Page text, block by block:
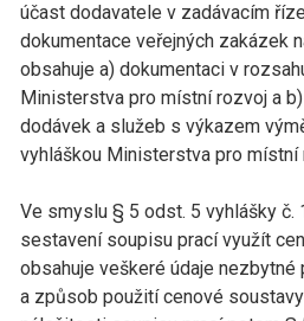
účast dodavatele v zadávacím
dokumentace veřejných zakázek
obsahuje a) dokumentaci v
Ministerstva pro místní rozvoj a
dodávek a služeb s výkazem
vyhláškou Ministerstva pro místní
Ve smyslu § 5 odst. 5 vyhlášky č.
sestavení soupisu prací využít
obsahuje veškeré údaje
a způsob použití cenové